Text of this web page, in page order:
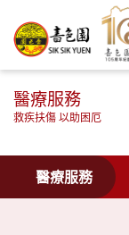
醫療服務
救疾扶傷 以助困厄
醫療服務